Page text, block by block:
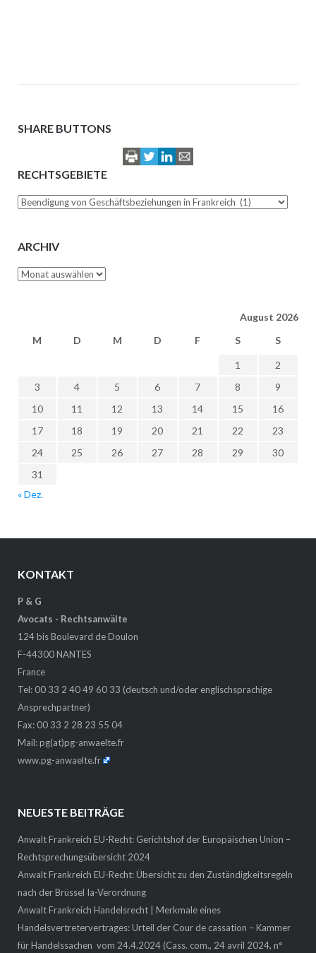
SHARE BUTTONS
RECHTSGEBIETE
Rechtsgebiete
ARCHIV
Archiv
August 2026
M
D M D F S S
1
2
3
4 5 6 7 8
9
10
11 12 13 14 15
16
17
18 19 20 21 22
23
24
25 26 27 28 29
30
31
« Dez.
KONTAKT
P & G
Avocats - Rechtsanwälte
124 bis Boulevard de Doulon
F-44300 NANTES
France
Tel: 00 33 2 40 49 60 33 (deutsch und/oder englischsprachige
Ansprechpartner)
Fax: 00 33 2 28 23 55 04
Mail:pg(at)pg-anwaelte.fr
www.pg-anwaelte.fr
NEUESTE BEITRÄGE
Anwalt Frankreich EU-Recht: Gerichtshof der Europäischen Union –
Rechtsprechungsübersicht 2024
Anwalt Frankreich EU-Recht: Übersicht zu den Zuständigkeitsregeln
nach der Brüssel Ia-Verordnung
Anwalt Frankreich Handelsrecht | Merkmale eines
Handelsvertretervertrages: Urteil der Cour de cassation – Kammer
für Handelssachen vom 24.4.2024 (Cass. com., 24 avril 2024, n°